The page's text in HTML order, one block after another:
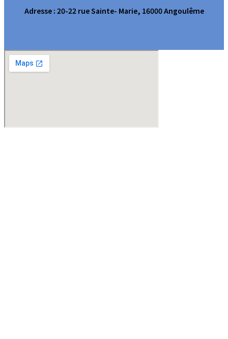
Adresse : 20-22 rue Sainte- Marie, 16000 Angoulême